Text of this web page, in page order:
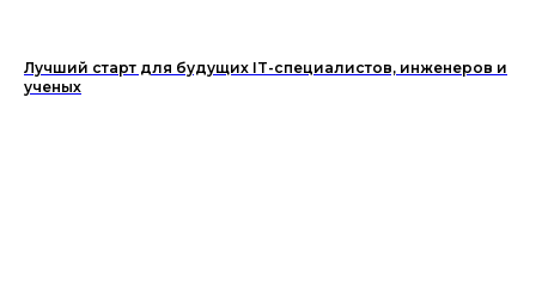
Лучший старт для будущих IT-специалистов, инженеров и
ученых